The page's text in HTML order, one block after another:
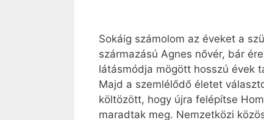
Sokáig számolom az éveket a
származású Agnes nővér, bár
látásmódja mögött hosszú évek
Majd a szemlélődő életet
költözött, hogy újra felépítse
maradtak meg. Nemzetközi